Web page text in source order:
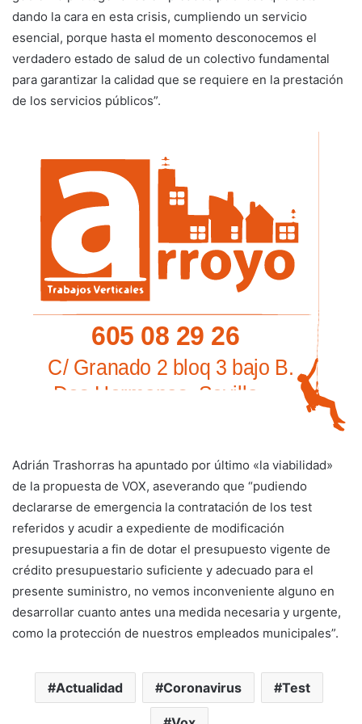
dando la cara en esta crisis, cumpliendo un servicio
esencial, porque hasta el momento desconocemos el
verdadero estado de salud de un colectivo fundamental
para garantizar la calidad que se requiere en la prestación
de los servicios públicos”.
Adrián Trashorras ha apuntado por último «la viabilidad»
de la propuesta de VOX, aseverando que “pudiendo
declararse de emergencia la contratación de los test
referidos y acudir a expediente de modificación
presupuestaria a fin de dotar el presupuesto vigente de
crédito presupuestario suficiente y adecuado para el
presente suministro, no vemos inconveniente alguno en
desarrollar cuanto antes una medida necesaria y urgente,
como la protección de nuestros empleados municipales”.
Actualidad Coronavirus Test